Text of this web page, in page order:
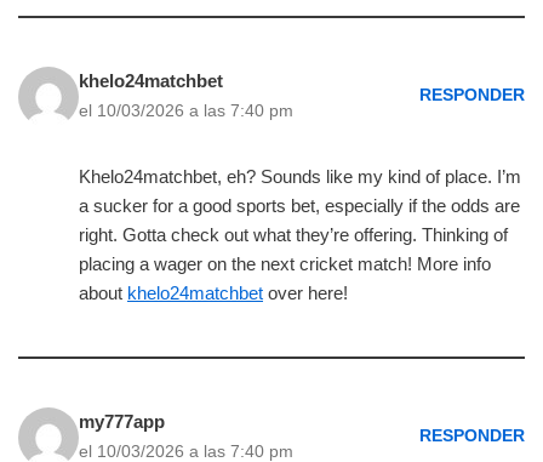
khelo24matchbet
el 10/03/2026 a las 7:40 pm
RESPONDER
Khelo24matchbet, eh? Sounds like my kind of place. I’m
a sucker for a good sports bet, especially if the odds are
right. Gotta check out what they’re offering. Thinking of
placing a wager on the next cricket match! More info
about khelo24matchbet over here!
my777app
el 10/03/2026 a las 7:40 pm
RESPONDER